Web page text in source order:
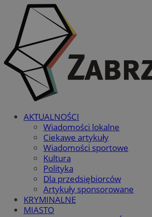
AKTUALNOŚCI
Wiadomości lokalne
Ciekawe artykuły
Wiadomości sportowe
Kultura
Polityka
Dla przedsiębiorców
Artykuły sponsorowane
KRYMINALNE
MIASTO